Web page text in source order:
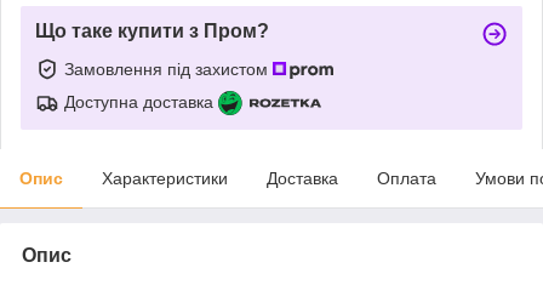
Що таке купити з Пром?
Замовлення під захистом
Доступна доставка
Опис Характеристики Доставка Оплата Умови
Опис